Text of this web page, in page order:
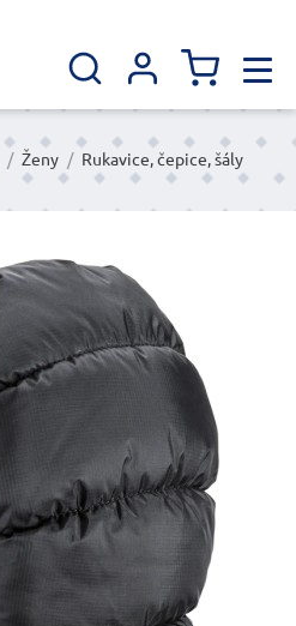
/ Ženy / Rukavice, čepice, šály